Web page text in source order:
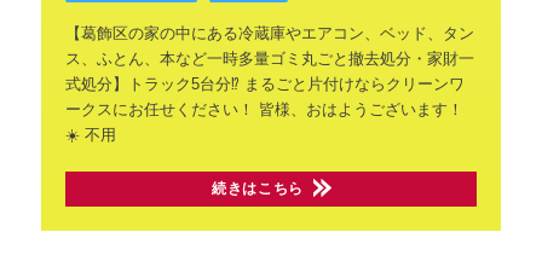
【葛飾区の家の中にある冷蔵庫やエアコン、ベッド、タン
ス、ふとん、本など一時多量ゴミ丸ごと撤去処分・家財一
式処分】トラック5台分⁉ まるごと片付けならクリーンワ
ークスにお任せください！
皆様、おはようございます！
☀️不用
続きはこちら